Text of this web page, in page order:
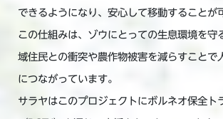
できるようになり、安心して移動することが
この仕組みは、ゾウにとっての生息環境を守
域住民との衝突や農作物被害を減らすことで
につながっています。
サラヤはこのプロジェクトにボルネオ保全ト